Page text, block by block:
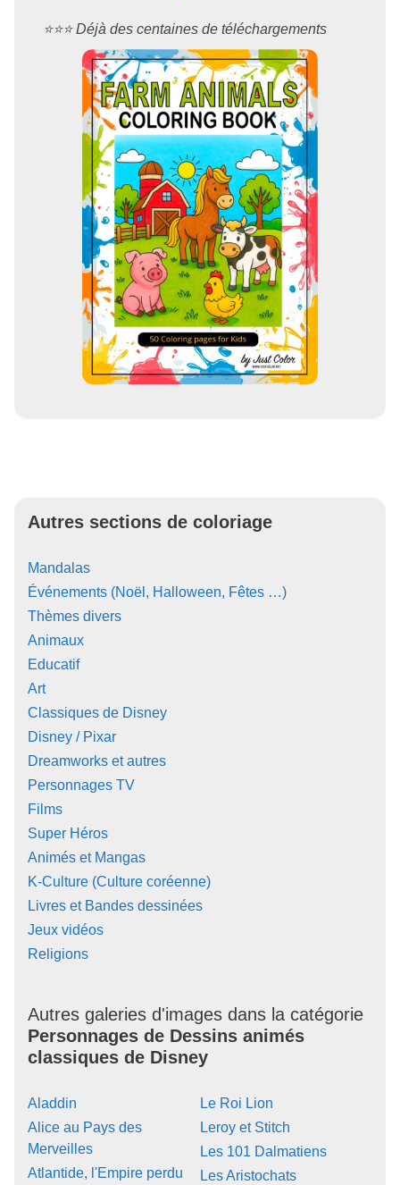
⭐️⭐️⭐️ Déjà des centaines de téléchargements
Autres sections de coloriage
Mandalas
Événements (Noël, Halloween, Fêtes …)
Thèmes divers
Animaux
Educatif
Art
Classiques de Disney
Disney / Pixar
Dreamworks et autres
Personnages TV
Films
Super Héros
Animés et Mangas
K-Culture (Culture coréenne)
Livres et Bandes dessinées
Jeux vidéos
Religions
Autres galeries d'images dans la catégorie
Personnages de Dessins animés
classiques de Disney
Aladdin
Alice au Pays des
Merveilles
Atlantide, l'Empire perdu
Le Roi Lion
Leroy et Stitch
Les 101 Dalmatiens
Les Aristochats